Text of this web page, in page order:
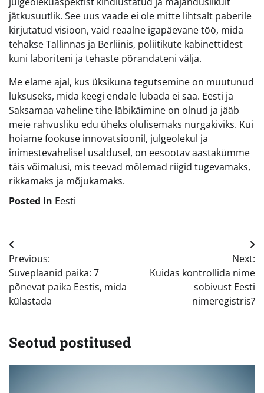
jätkusuutlik. See uus vaade ei ole mitte lihtsalt paberile
kirjutatud visioon, vaid reaalne igapäevane töö, mida
tehakse Tallinnas ja Berliinis, poliitikute kabinettidest
kuni laboriteni ja tehaste põrandateni välja.
Me elame ajal, kus üksikuna tegutsemine on muutunud
luksuseks, mida keegi endale lubada ei saa. Eesti ja
Saksamaa vaheline tihe läbikäimine on olnud ja jääb
meie rahvusliku edu üheks olulisemaks nurgakiviks. Kui
hoiame fookuse innovatsioonil, julgeolekul ja
inimestevahelisel usaldusel, on eesootav aastakümme
täis võimalusi, mis teevad mõlemad riigid tugevamaks,
rikkamaks ja mõjukamaks.
Posted in Eesti
Navigeerimine
Previous:
Suveplaanid paika: 7
põnevat paika Eestis, mida
külastada
Next:
Kuidas kontrollida nime
sobivust Eesti
nimeregistris?
Seotud postitused